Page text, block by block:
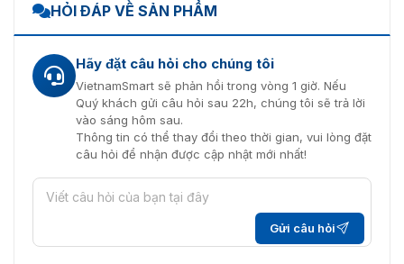
HỎI ĐÁP VỀ SẢN PHẨM
Hãy đặt câu hỏi cho chúng tôi
VietnamSmart sẽ phản hồi trong vòng 1 giờ. Nếu
Quý khách gửi câu hỏi sau 22h, chúng tôi sẽ trả lời
vào sáng hôm sau.
Thông tin có thể thay đổi theo thời gian, vui lòng đặt
câu hỏi để nhận được cập nhật mới nhất!
Gửi câu hỏi